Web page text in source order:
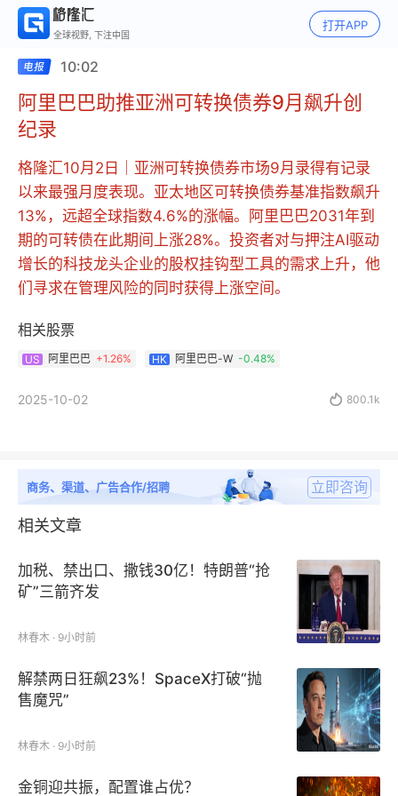
全球视野, 下注中国
打开APP
10:02
阿里巴巴助推亚洲可转换债券9月飙升创
纪录
格隆汇10月2日｜亚洲可转换债券市场9月录得有记录
以来最强月度表现。亚太地区可转换债券基准指数飙升
13%，远超全球指数4.6%的涨幅。阿里巴巴2031年到
期的可转债在此期间上涨28%。投资者对与押注AI驱动
增长的科技龙头企业的股权挂钩型工具的需求上升，他
们寻求在管理风险的同时获得上涨空间。
相关股票
US 阿里巴巴 +1.26% HK 阿里巴巴-W -0.48%
2025-10-02  800.1k
商务、渠道、广告合作/招聘 立即咨询
相关文章
加税、禁出口、撒钱30亿！特朗普“抢
矿”三箭齐发
林春木 · 9小时前
解禁两日狂飙23%！SpaceX打破“抛
售魔咒”
林春木 · 9小时前
金铜迎共振，配置谁占优？